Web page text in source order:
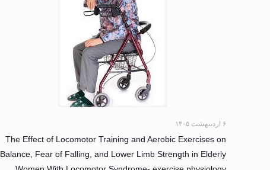
۶ اردیبهشت ۱۴۰۵
The Effect of Locomotor Training and Aerobic Exercises on
Balance, Fear of Falling, and Lower Limb Strength in Elderly